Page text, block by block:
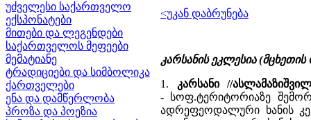
უძველესი საქართველო
ექსპონატები
მითები და ლეგენდები
საქართველოს მეფეები
მემატიანე
ტრადიციები და სიმბოლიკა
ქართველები
ენა და დამწერლობა
პროზა და პოეზია
<უკან დაბრუნება
კარსანის ეკლესია
1. კარსანი //
- სოფ.ტერიტორიაზე
ადრეფეოდალური ხანის